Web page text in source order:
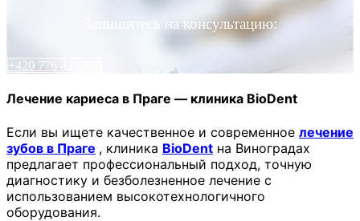
Запишитесь на консультацию:
+420 776 428 606
Лечение кариеса в Праге — клиника BioDent
Если вы ищете качественное и современное лечение
зубов в Праге , клиника BioDent на Виноградах
предлагает профессиональный подход, точную
диагностику и безболезненное лечение с
использованием высокотехнологичного
оборудования.